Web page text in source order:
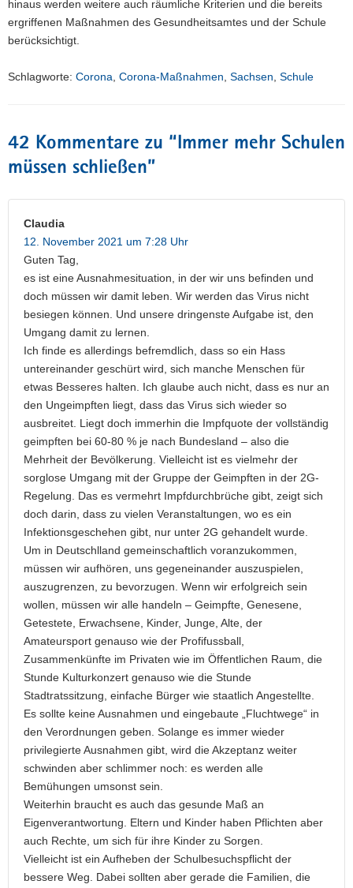
hinaus werden weitere auch räumliche Kriterien und die bereits
ergriffenen Maßnahmen des Gesundheitsamtes und der Schule
berücksichtigt.
Schlagworte: Corona Corona-Maßnahmen Sachsen Schule
42 Kommentare zu “Immer mehr Schulen
müssen schließen”
Claudia
12. November 2021 um 7:28 Uhr
Guten Tag,
es ist eine Ausnahmesituation, in der wir uns befinden und
doch müssen wir damit leben. Wir werden das Virus nicht
besiegen können. Und unsere dringenste Aufgabe ist, den
Umgang damit zu lernen.
Ich finde es allerdings befremdlich, dass so ein Hass
untereinander geschürt wird, sich manche Menschen für
etwas Besseres halten. Ich glaube auch nicht, dass es nur an
den Ungeimpften liegt, dass das Virus sich wieder so
ausbreitet. Liegt doch immerhin die Impfquote der vollständig
geimpften bei 60-80 % je nach Bundesland – also die
Mehrheit der Bevölkerung. Vielleicht ist es vielmehr der
sorglose Umgang mit der Gruppe der Geimpften in der 2G-
Regelung. Das es vermehrt Impfdurchbrüche gibt, zeigt sich
doch darin, dass zu vielen Veranstaltungen, wo es ein
Infektionsgeschehen gibt, nur unter 2G gehandelt wurde.
Um in Deutschlland gemeinschaftlich voranzukommen,
müssen wir aufhören, uns gegeneinander auszuspielen,
auszugrenzen, zu bevorzugen. Wenn wir erfolgreich sein
wollen, müssen wir alle handeln – Geimpfte, Genesene,
Getestete, Erwachsene, Kinder, Junge, Alte, der
Amateursport genauso wie der Profifussball,
Zusammenkünfte im Privaten wie im Öffentlichen Raum, die
Stunde Kulturkonzert genauso wie die Stunde
Stadtratssitzung, einfache Bürger wie staatlich Angestellte.
Es sollte keine Ausnahmen und eingebaute „Fluchtwege“ in
den Verordnungen geben. Solange es immer wieder
privilegierte Ausnahmen gibt, wird die Akzeptanz weiter
schwinden aber schlimmer noch: es werden alle
Bemühungen umsonst sein.
Weiterhin braucht es auch das gesunde Maß an
Eigenverantwortung. Eltern und Kinder haben Pflichten aber
auch Rechte, um sich für ihre Kinder zu Sorgen.
Vielleicht ist ein Aufheben der Schulbesuchspflicht der
bessere Weg. Dabei sollten aber gerade die Familien, die